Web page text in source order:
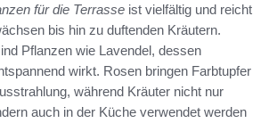
für die Terrasse ist vielfältig und reicht
bis hin zu duftenden Kräutern.
Pflanzen wie Lavendel, dessen
wirkt. Rosen bringen Farbtupfer
während Kräuter nicht nur
auch in der Küche verwendet werden